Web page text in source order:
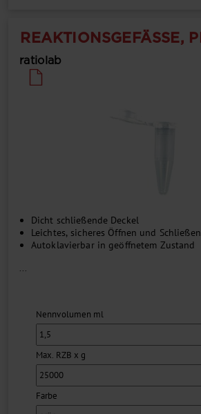
REAKTIONSGEFÄSSE, PP
ratiolab
Dicht schließende Deckel
Leichtes, sicheres Öffnen und Schließen
Autoklavierbar in geöffnetem Zustand
...
Nennvolumen ml
Max. RZB x g
Farbe